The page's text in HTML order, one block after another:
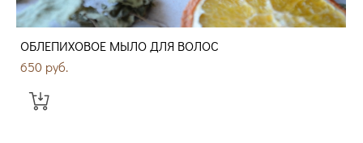
ОБЛЕПИХОВОЕ МЫЛО ДЛЯ ВОЛОС
650 pуб.